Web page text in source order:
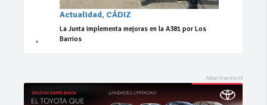
Actualidad, CÁDIZ
La Junta implementa mejoras en la A381 por Los
Barrios